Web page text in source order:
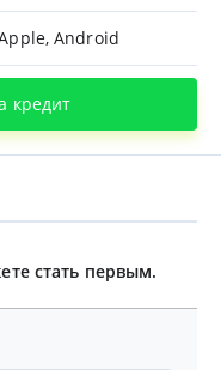
Android
кредит
стать первым.